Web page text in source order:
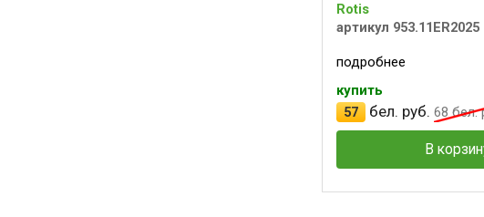
Rotis
артикул 953.11ER2025
подробнее
купить
57 бел. руб. 68бел.
В